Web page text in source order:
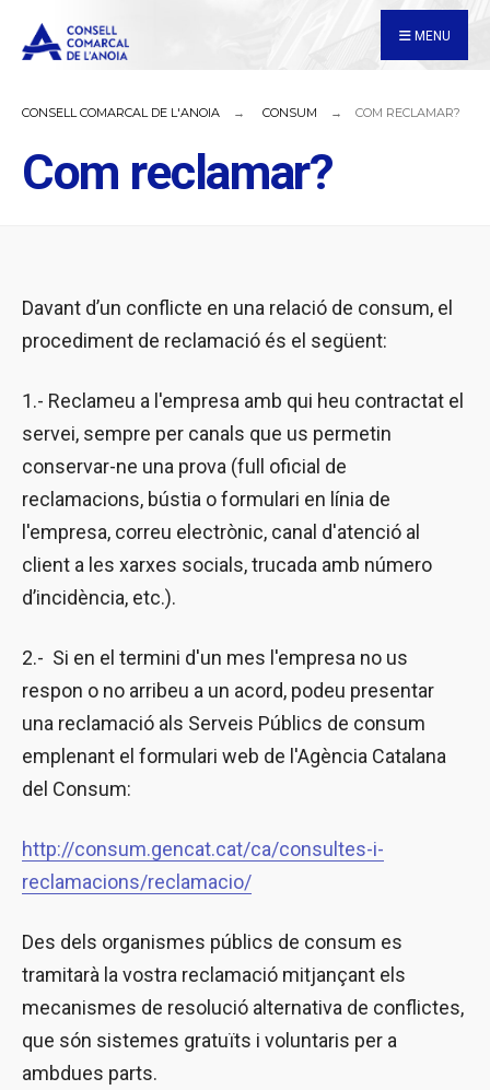
MENU
CONSELL COMARCAL DE L'ANOIA CONSUM COM RECLAMAR?
Com reclamar?
Davant d’un conflicte en una relació de consum, el
procediment de reclamació és el següent:
1.- Reclameu a l'empresa amb qui heu contractat el
servei, sempre per canals que us permetin
conservar-ne una prova (full oficial de
reclamacions, bústia o formulari en línia de
l'empresa, correu electrònic, canal d'atenció al
client a les xarxes socials, trucada amb número
d’incidència, etc.).
2.- Si en el termini d'un mes l'empresa no us
respon o no arribeu a un acord, podeu presentar
una reclamació als Serveis Públics de consum
emplenant el formulari web de l'Agència Catalana
del Consum:
http://consum.gencat.cat/ca/consultes-i-
reclamacions/reclamacio/
Des dels organismes públics de consum es
tramitarà la vostra reclamació mitjançant els
mecanismes de resolució alternativa de conflictes,
que són sistemes gratuïts i voluntaris per a
ambdues parts.